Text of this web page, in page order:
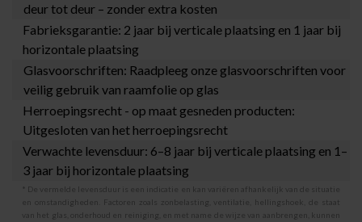
deur tot deur – zonder extra kosten
Fabrieksgarantie: 2 jaar bij verticale plaatsing en 1 jaar bij
horizontale plaatsing
Glasvoorschriften: Raadpleeg onze glasvoorschriften voor
veilig gebruik van raamfolie op glas
Herroepingsrecht - op maat gesneden producten:
Uitgesloten van het herroepingsrecht
Verwachte levensduur: 6–8 jaar bij verticale plaatsing en 1–
3 jaar bij horizontale plaatsing
* De vermelde levensduur is een indicatie en kan variëren afhankelijk van de situatie
en omstandigheden. Factoren zoals zonbelasting, ventilatie, hellingshoek, de staat
van het glas, onderhoud en reiniging, en met name de wijze van aanbrengen, kunnen